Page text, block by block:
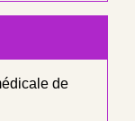
de